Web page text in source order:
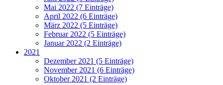
Mai 2022 (7 Einträge)
April 2022 (6 Einträge)
März 2022 (5 Einträge)
Februar 2022 (5 Einträge)
Januar 2022 (2 Einträge)
2021
Dezember 2021 (5 Einträge)
November 2021 (6 Einträge)
Oktober 2021 (2 Einträge)